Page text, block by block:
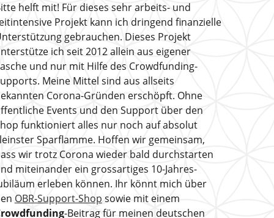
helft mit! Für dieses sehr arbeits- und
Projekt kann ich dringend finanzielle
gebrauchen. Dieses Projekt
ich seit 2012 allein aus eigener
und nur mit Hilfe des Crowdfunding-
Meine Mittel sind aus allseits
Corona-Gründen erschöpft. Ohne
Events und den Support über den
funktioniert alles nur noch auf absolut
Sparflamme. Hoffen wir gemeinsam,
wir trotz Corona wieder bald durchstarten
miteinander ein grossartiges 10-Jahres-
erleben können. Ihr könnt mich über
OBR-Support-Shop sowie mit einem
-Beitrag für meinen deutschen